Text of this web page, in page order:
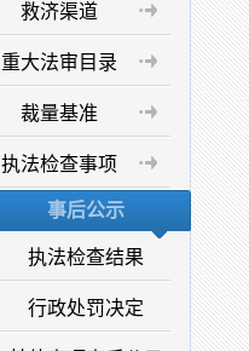
救济渠道
重大法审目录
裁量基准
执法检查事项
事后公示
执法检查结果
行政处罚决定